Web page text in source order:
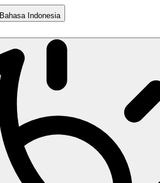
Bahasa Indonesia